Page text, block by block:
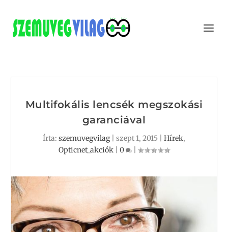
Multifokális lencsék megszokási
garanciával
Írta: szemuvegvilag| szept 1, 2015 Hírek,
Opticnet_akciók
0